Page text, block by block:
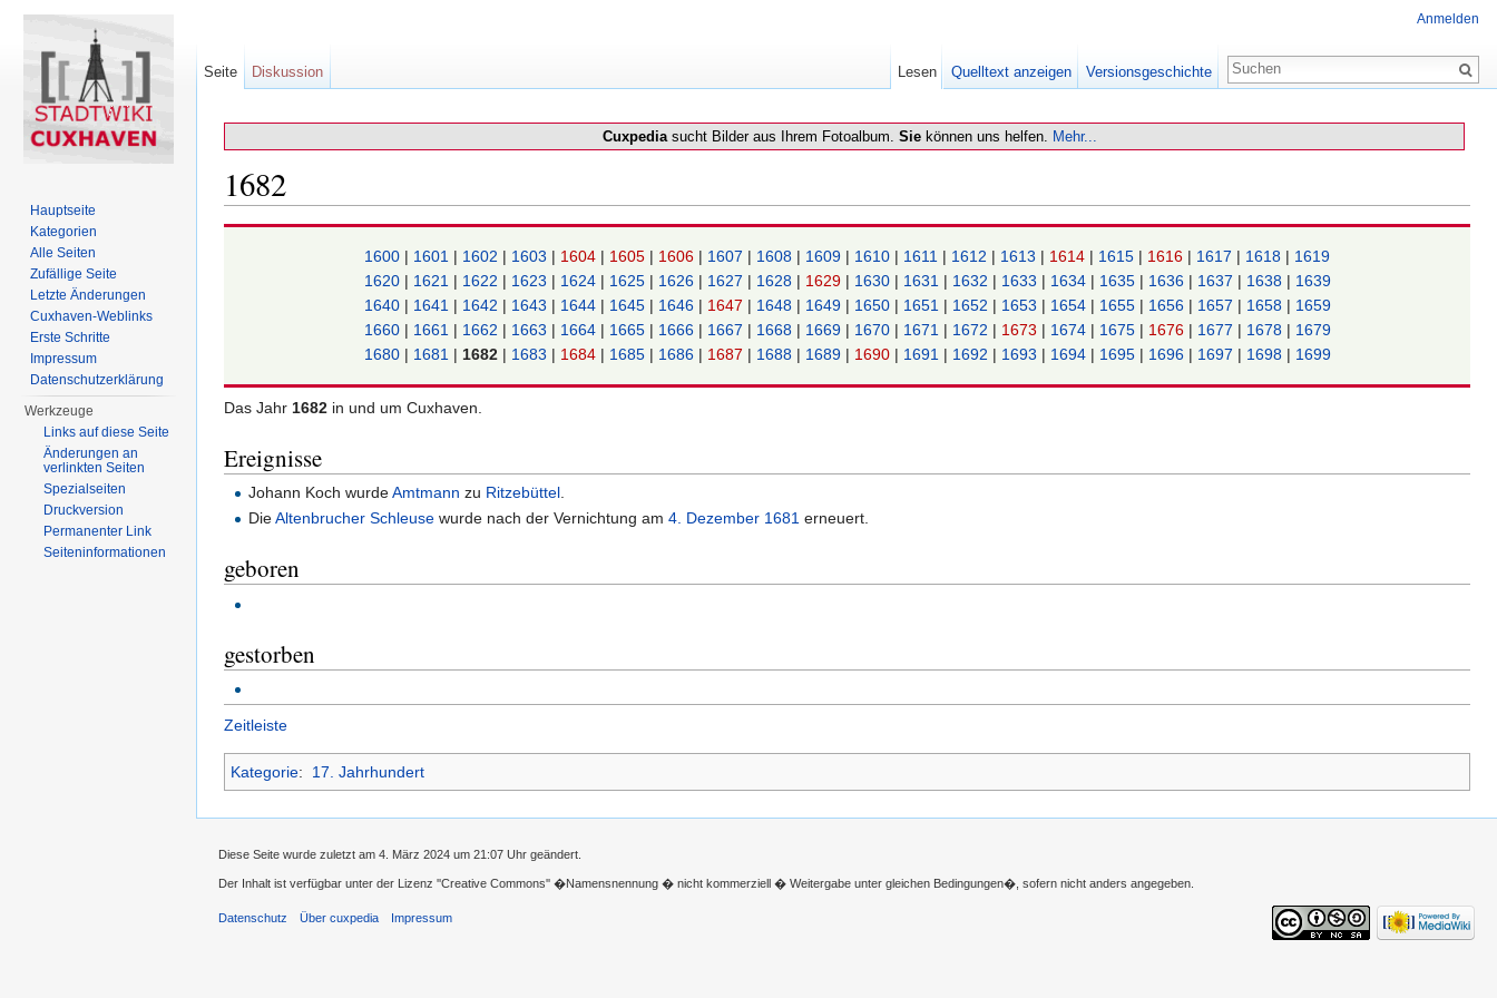
Cuxpediasucht Bilder aus Ihrem Fotoalbum. Sie können uns helfen. Mehr...
1682
1600 | 1601 | 1602 | 1603 | 1604 | 1605 | 1606 | 1607 | 1608 | 1609 | 1610 | 1611 | 1612 | 1613 | 1614 | 1615 | 1616 | 1617 | 1618 | 1619
1620 | 1621 | 1622 | 1623 | 1624 | 1625 | 1626 | 1627 | 1628 | 1629 | 1630 | 1631 | 1632 | 1633 | 1634 | 1635 | 1636 | 1637 | 1638 | 1639
1640 | 1641 | 1642 | 1643 | 1644 | 1645 | 1646 | 1647 | 1648 | 1649 | 1650 | 1651 | 1652 | 1653 | 1654 | 1655 | 1656 | 1657 | 1658 | 1659
1660 | 1661 | 1662 | 1663 | 1664 | 1665 | 1666 | 1667 | 1668 | 1669 | 1670 | 1671 | 1672 | 1673 | 1674 | 1675 | 1676 | 1677 | 1678 | 1679
1680 | 1681 | 1682 | 1683 | 1684 | 1685 | 1686 | 1687 | 1688 | 1689 | 1690 | 1691 | 1692 | 1693 | 1694 | 1695 | 1696 | 1697 | 1698 | 1699
Das Jahr 1682 in und um Cuxhaven.
Ereignisse
Johann Koch wurdeAmtmann zu Ritzebüttel
DieAltenbrucher Schleuse wurde nach der Vernichtung am4. Dezember 1681 erneuert.
geboren
gestorben
Zeitleiste
Kategorie: 17. Jahrhundert
Anmelden
Seite Diskussion Lesen Quelltext anzeigen Versionsgeschichte
Hauptseite
Kategorien
Alle Seiten
Zufällige Seite
Letzte Änderungen
Cuxhaven-Weblinks
Erste Schritte
Impressum
Datenschutzerklärung
Werkzeuge
Links auf diese Seite
Änderungen an
verlinkten Seiten
Spezialseiten
Druckversion
Permanenter Link
Seiten­informationen
Diese Seite wurde zuletzt am 4. März 2024 um 21:07 Uhr geändert.
Der Inhalt ist verfügbar unter der Lizenz ''Creative Commons'' �Namensnennung � nicht kommerziell � Weitergabe unter gleichen Bedingungen�, sofern nicht anders angegeben.
Datenschutz Über cuxpedia Impressum